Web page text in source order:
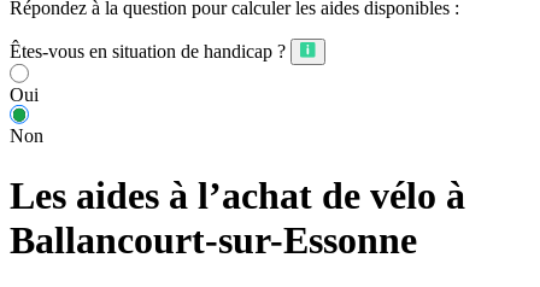
Répondez à la question pour calculer les aides disponibles :
Êtes-vous en situation de handicap ?
Oui
Non
Les aides à l’achat de vélo à
Ballancourt-sur-Essonne